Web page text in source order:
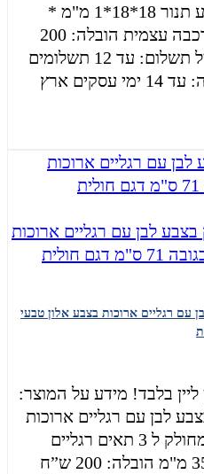
עשויים מתכת צבע תנור 18*18*1 מ"מ *
המוצר מיועד להרכבה עצמית הובלה: 200
ש"ח ישולם למוביל תשלום: עד 12 תשלומים
ללא ריבית אספקה: עד 14 ימי עסקים ארץ
עם רגליים ארוכות בצבע אלון טבעי
בלבד! מידע על המוצר:
לבן עם רגליים ארוכות
בצבע אלון טבעי מחולק ל 3 תאים רגליים
עשויים עץ 35*350 מ"מ הובלה: 200 ש”ח